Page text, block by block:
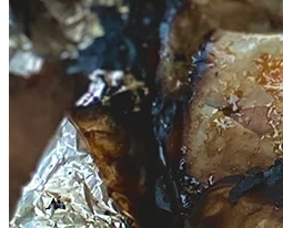
「野炊」！你可以親身試到用古
腳整土法火窯雞，甚至DIY炭爐
到，即整即食，呢種風味市區一定